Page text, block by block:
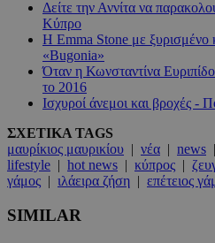
Δείτε την Αννίτα να
Κύπρο
Η Emma Stone με ξυρισμένο
«Bugonia»
Όταν η Κωνσταντίνα
το 2016
Ισχυροί άνεμοι και βροχές -
ΣΧΕΤΙΚΑ TAGS
μαυρίκιος μαυρικίου | νέα | news |
lifestyle | hot news | κύπρος |
γάμος | ιλάειρα ζήση | επέτειος
SIMILAR